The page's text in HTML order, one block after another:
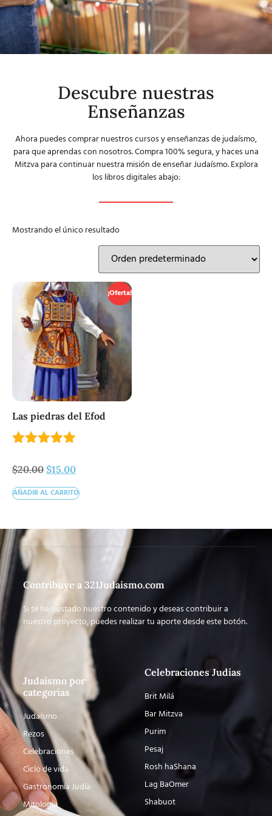
Descubre nuestras
Enseñanzas
Ahora puedes comprar nuestros cursos y enseñanzas de judaísmo,
para que aprendas con nosotros. Compra 100% segura, y haces una
Mitzva para continuar nuestra misión de enseñar Judaísmo. Explora
los libros digitales abajo:
Mostrando el único resultado
¡Oferta!
Las piedras del Efod
con
5.00
de 5
$20.00 $15.00
AÑADIR AL CARRITO
Contribuye a 321Judaismo.com
Si te ha gustado nuestro contenido y deseas contribuir a
nuestro proyecto, puedes realizar tu aporte desde este botón.
Judaísmo por
categorías
Judaísmo
Rezos
Celebraciones
Ciclo de vida
Gastronomía Judía
Mitología
Celebraciones Judías
Brit Milá
Bar Mitzva
Purim
Pesaj
Rosh haShana
Lag BaOmer
Shabuot